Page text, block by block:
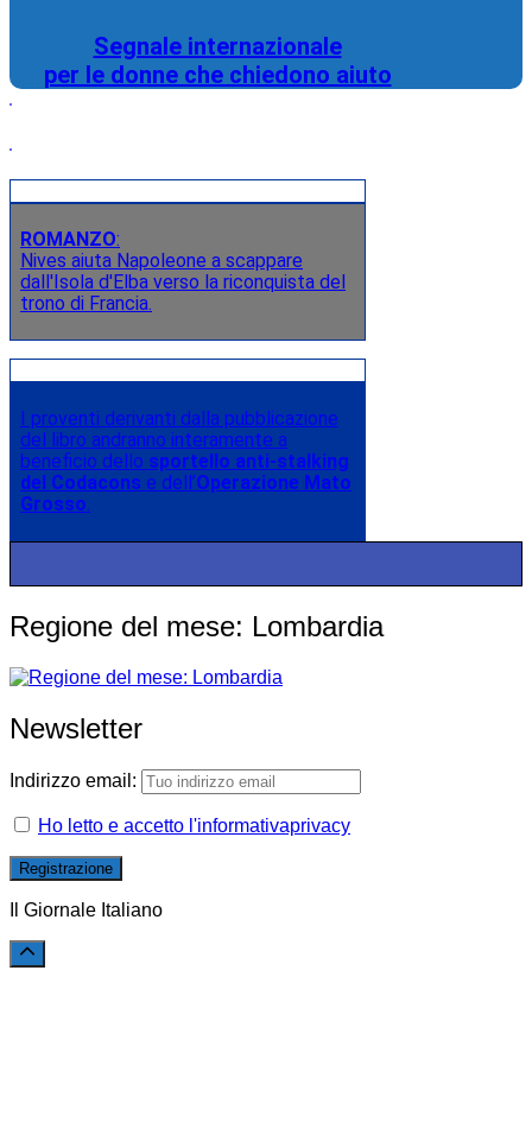
Segnale internazionale
per le donne che chiedono aiuto
ROMANZO:
Nives aiuta Napoleone a scappare
dall'Isola d'Elba verso la riconquista del
trono di Francia.
I proventi derivanti dalla pubblicazione
del libro andranno interamente a
beneficio dello sportello anti-stalking
del Codacons e dell’Operazione Mato
Grosso.
Regione del mese: Lombardia
Newsletter
Indirizzo email:
Ho letto e accetto l'informativaprivacy
Il Giornale Italiano